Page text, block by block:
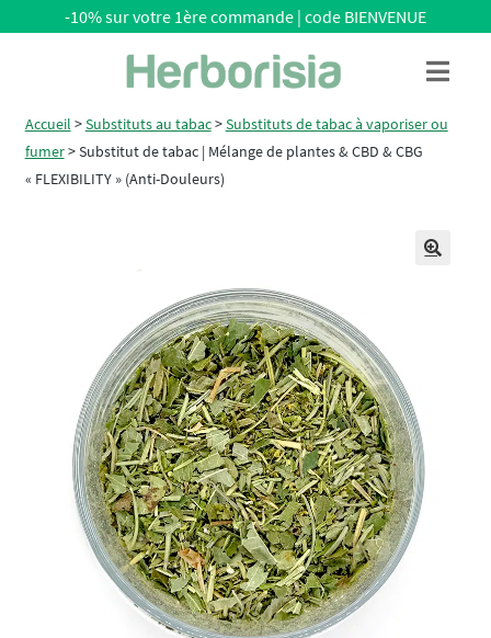
navigation
-10% sur votre 1ère commande | code BIENVENUE
Menu
Accueil >Substituts au tabac>Substituts de tabac à vaporiser ou
fumer>Substitut de tabac | Mélange de plantes & CBD & CBG
« FLEXIBILITY » (Anti-Douleurs)